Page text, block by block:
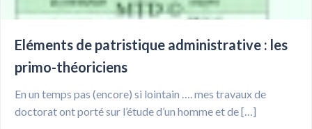
Eléments de patristique administrative : les
primo-théoriciens
En un temps pas (encore) si lointain …. mes travaux de
doctorat ont porté sur l’étude d’un homme et de […]